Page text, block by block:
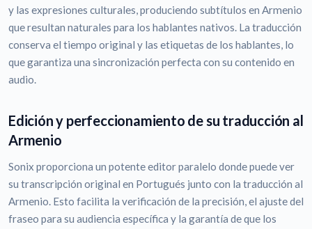
y las expresiones culturales, produciendo subtítulos en Armenio
que resultan naturales para los hablantes nativos. La traducción
conserva el tiempo original y las etiquetas de los hablantes, lo
que garantiza una sincronización perfecta con su contenido en
audio.
Edición y perfeccionamiento de su traducción al
Armenio
Sonix proporciona un potente editor paralelo donde puede ver
su transcripción original en Portugués junto con la traducción al
Armenio. Esto facilita la verificación de la precisión, el ajuste del
fraseo para su audiencia específica y la garantía de que los